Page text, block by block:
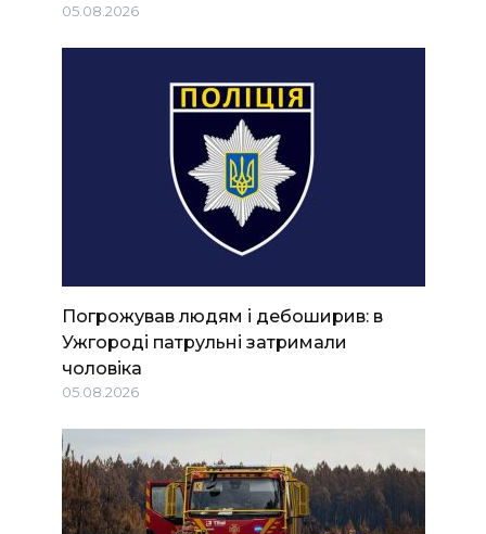
05.08.2026
Погрожував людям і дебоширив: в
Ужгороді патрульні затримали
чоловіка
05.08.2026